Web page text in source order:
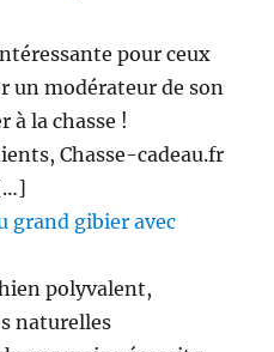
pour ceux
un modérateur de son
à la chasse !
Chasse-cadeau.fr
grand gibier avec
polyvalent,
naturelles